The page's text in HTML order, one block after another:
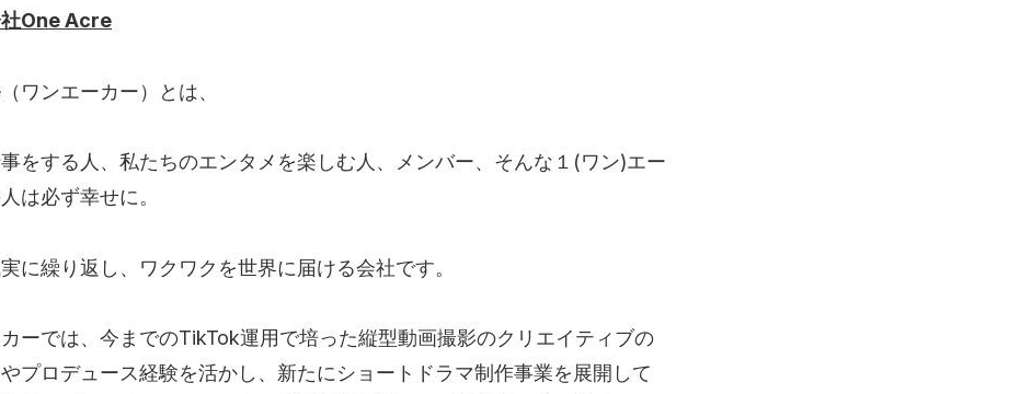
One Acre
ワンエーカー）とは、
をする人、私たちのエンタメを楽しむ人、メンバー、そんな１(ワン)エー
は必ず幸せに。
に繰り返し、ワクワクを世界に届ける会社です。
ーでは、今までのTikTok運用で培った縦型動画撮影のクリエイティブの
プロデュース経験を活かし、新たにショートドラマ制作事業を展開して